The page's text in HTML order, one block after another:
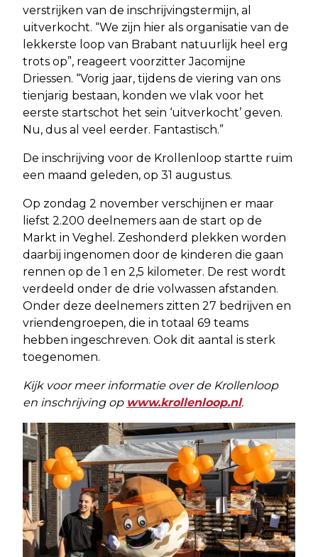
verstrijken van de inschrijvingstermijn, al
uitverkocht. “We zijn hier als organisatie van de
lekkerste loop van Brabant natuurlijk heel erg
trots op”, reageert voorzitter Jacomijne
Driessen. “Vorig jaar, tijdens de viering van ons
tienjarig bestaan, konden we vlak voor het
eerste startschot het sein ‘uitverkocht’ geven.
Nu, dus al veel eerder. Fantastisch.”
De inschrijving voor de Krollenloop startte ruim
een maand geleden, op 31 augustus.
Op zondag 2 november verschijnen er maar
liefst 2.200 deelnemers aan de start op de
Markt in Veghel. Zeshonderd plekken worden
daarbij ingenomen door de kinderen die gaan
rennen op de 1 en 2,5 kilometer. De rest wordt
verdeeld onder de drie volwassen afstanden.
Onder deze deelnemers zitten 27 bedrijven en
vriendengroepen, die in totaal 69 teams
hebben ingeschreven. Ook dit aantal is sterk
toegenomen.
Kijk voor meer informatie over de Krollenloop
en inschrijving op www.krollenloop.nl.